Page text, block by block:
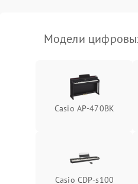
Модели
Casio AP-470BK
Casio CDP-s100